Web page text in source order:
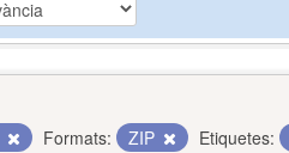
Formats: ZIP Etiquetes: